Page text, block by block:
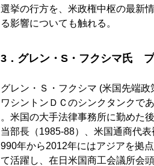
選挙の行方を、米政権中枢の最新
る影響についても触れる。
3．グレン・S・フクシマ氏
グレン・Ｓ・フクシマ (米国先端
ワシントンＤＣのシンクタンクで
。米国の大手法律事務所に勤めた
当部長（1985-88）、米国通商代
990年から2012年にはアジアを拠
て活躍し、在日米国商工会議所会